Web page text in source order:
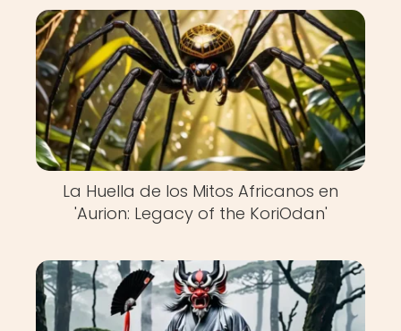
La Huella de los Mitos Africanos en
'Aurion: Legacy of the KoriOdan'